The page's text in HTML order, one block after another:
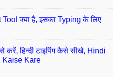
क्या है, इसका Typing के लिए
करें, हिन्दी टाइपिंग कैसे सीखे, Hindi
Kaise Kare